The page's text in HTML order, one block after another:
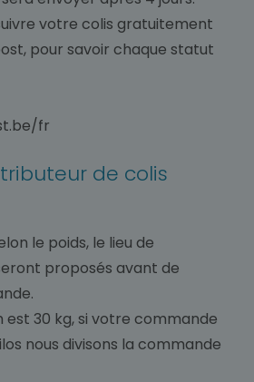
votre colis gratuitement
pour savoir chaque statut
fr
de colis
le poids, le lieu de
proposés avant de
est 30 kg, si votre commande
nous divisons la commande